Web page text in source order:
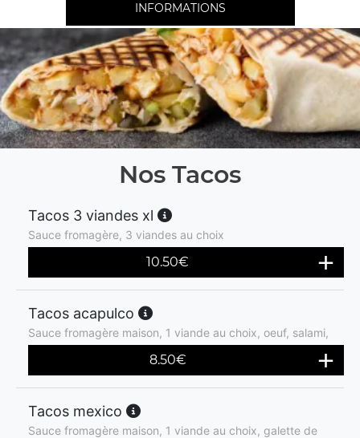
INFORMATIONS
Nos Tacos
Tacos 3 viandes xl
Sauce fromagère, 3 viandes au choix
10.50€
Tacos acapulco
Sauce fromagère maison, 1 viande au choix, oeuf, salami,
8.50€
Tacos mexico
Sauce fromagère maison, 1 viande au choix, galette de